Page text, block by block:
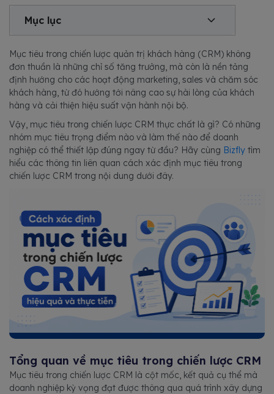
Mục lục
Mục tiêu trong chiến lược quản trị khách hàng (CRM) không
đơn thuần là những chỉ số tăng trưởng, mà còn là nền tảng
định hướng cho các hoạt động marketing, sales và chăm sóc
khách hàng, từ đó hướng tới nâng cao sự hài lòng của khách
hàng và cải thiện hiệu suất vận hành nội bộ.
Vậy, mục tiêu trong chiến lược CRM thực chất là gì? Có những
nhóm mục tiêu trọng điểm nào và làm thế nào để doanh
nghiệp có thể thiết lập đúng ngay từ đầu? Hãy cùng Bizfly tìm
hiểu các thông tin liên quan cách xác định mục tiêu trong
chiến lược CRM trong nội dung dưới đây.
Tổng quan về mục tiêu trong chiến lược CRM
Mục tiêu trong chiến lược CRM là cột mốc, kết quả cụ thể mà
doanh nghiệp kỳ vọng đạt được thông qua quá trình xây dựng